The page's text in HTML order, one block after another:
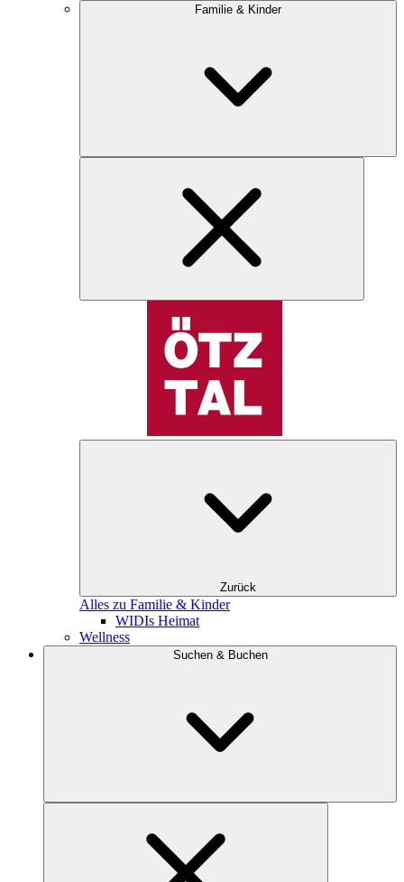
Familie & Kinder
Zurück
Alles zu Familie & Kinder
WIDIs Heimat
Wellness
Suchen & Buchen